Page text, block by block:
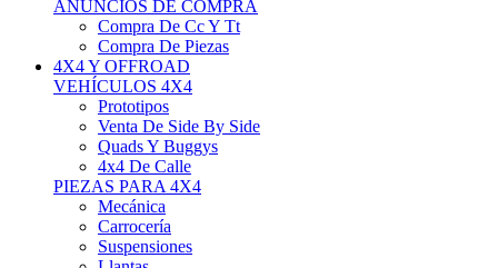
ANUNCIOS DE COMPRA
Compra De Cc Y Tt
Compra De Piezas
4X4 Y OFFROAD
VEHÍCULOS 4X4
Prototipos
Venta De Side By Side
Quads Y Buggys
4x4 De Calle
PIEZAS PARA 4X4
Mecánica
Carrocería
Suspensiones